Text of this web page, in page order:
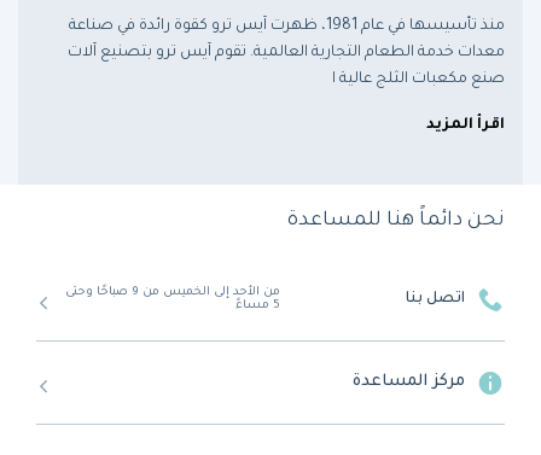
منذ تأسيسها في عام 1981، ظهرت آيس ترو كقوة رائدة في صناعة
معدات خدمة الطعام التجارية العالمية. تقوم آيس ترو بتصنيع آلات
صنع مكعبات الثلج عالية ا
اقرأ المزيد
نحن دائماً هنا للمساعدة
اتصل بنا
من الأحد إلى الخميس من 9 صباحًا وحتى
5 مساءً
مركز المساعدة